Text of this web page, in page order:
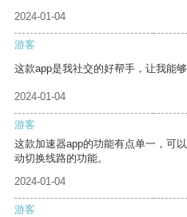
2024-01-04
游客
这款app是我社交的好帮手，让我能
2024-01-04
游客
这款加速器app的功能有点单一，可
动切换线路的功能。
2024-01-04
游客